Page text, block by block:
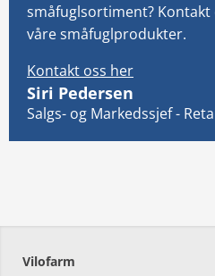
småfuglsortiment?
våre småfuglprodukter.
Kontakt oss her
Siri Pedersen
Salgs- og Markedssjef -
Vilofarm